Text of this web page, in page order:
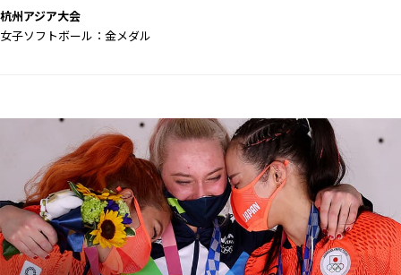
杭州アジア大会
女子ソフトボール：金メダル